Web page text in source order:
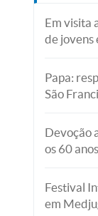
Em visita
de jovens
Papa:
São
Devoção
os 60
Festival
em